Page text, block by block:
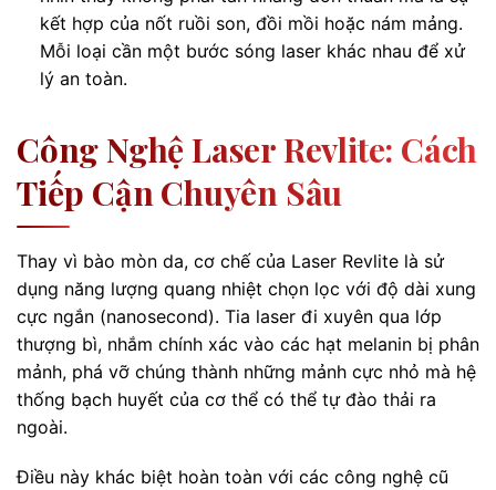
kết hợp của nốt ruồi son, đồi mồi hoặc nám mảng.
Mỗi loại cần một bước sóng laser khác nhau để xử
lý an toàn.
Công Nghệ Laser Revlite: Cách
Tiếp Cận Chuyên Sâu
Thay vì bào mòn da, cơ chế của Laser Revlite là sử
dụng năng lượng quang nhiệt chọn lọc với độ dài xung
cực ngắn (nanosecond). Tia laser đi xuyên qua lớp
thượng bì, nhắm chính xác vào các hạt melanin bị phân
mảnh, phá vỡ chúng thành những mảnh cực nhỏ mà hệ
thống bạch huyết của cơ thể có thể tự đào thải ra
ngoài.
Điều này khác biệt hoàn toàn với các công nghệ cũ